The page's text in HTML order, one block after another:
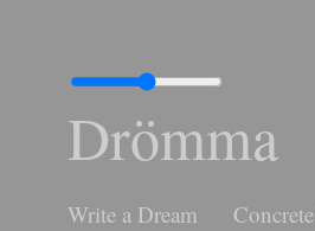
Drömma
Write a Dream